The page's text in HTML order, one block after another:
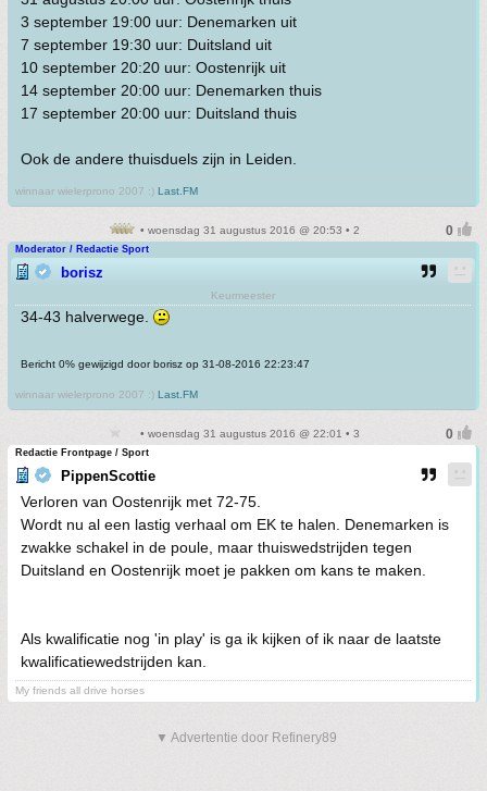
3 september 19:00 uur: Denemarken uit
7 september 19:30 uur: Duitsland uit
10 september 20:20 uur: Oostenrijk uit
14 september 20:00 uur: Denemarken thuis
17 september 20:00 uur: Duitsland thuis
Ook de andere thuisduels zijn in Leiden.
winnaar wielerprono 2007 :) Last.FM
• woensdag 31 augustus 2016 @ 20:53 • 2
Moderator / Redactie Sport
borisz
Keurmeester
34-43 halverwege.
Bericht 0% gewijzigd door borisz op 31-08-2016 22:23:47
winnaar wielerprono 2007 :) Last.FM
• woensdag 31 augustus 2016 @ 22:01 • 3
Redactie Frontpage / Sport
PippenScottie
Verloren van Oostenrijk met 72-75.
Wordt nu al een lastig verhaal om EK te halen. Denemarken is
zwakke schakel in de poule, maar thuiswedstrijden tegen
Duitsland en Oostenrijk moet je pakken om kans te maken.
Als kwalificatie nog 'in play' is ga ik kijken of ik naar de laatste
kwalificatiewedstrijden kan.
My friends all drive horses
▼ Advertentie door Refinery89